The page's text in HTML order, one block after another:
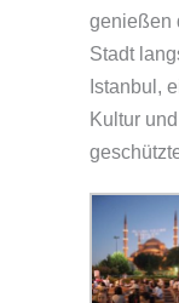
genießen
Stadt
Istanbul,
Kultur